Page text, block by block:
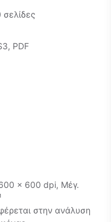
PDF
× 600 dpi, Μέγ.
στην ανάλυση